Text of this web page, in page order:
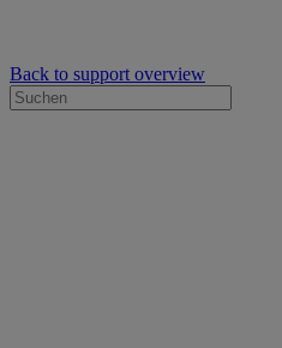
Back to support overview